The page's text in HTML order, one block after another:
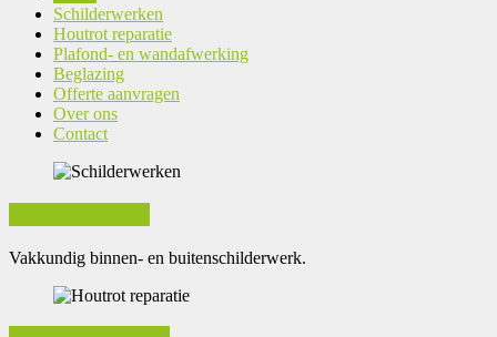
Schilderwerken
Houtrot reparatie
Plafond- en wandafwerking
Beglazing
Offerte aanvragen
Over ons
Contact
Vakkundig binnen- en buitenschilderwerk.